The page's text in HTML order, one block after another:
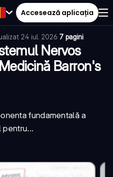
Accesează aplicația
24 iul. 2026·7 pagini
Nervos
Barron's
fundamentală a
pentru...